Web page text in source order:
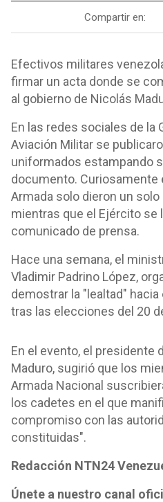
Compartir en:
Efectivos militares
firmar un acta donde se
al gobierno de Nicolás
En las redes sociales de la
Aviación Militar se
uniformados estampando
documento. Curiosamente
Armada solo dieron un
mientras que el Ejército se
comunicado de prensa.
Hace una semana, el
Vladimir Padrino López,
demostrar la "lealtad"
tras las elecciones del 20
En el evento, el presidente
Maduro, sugirió que los
Armada Nacional
los cadetes en el que
compromiso con las
constituidas".
Redacción NTN24
Únete a nuestro canal